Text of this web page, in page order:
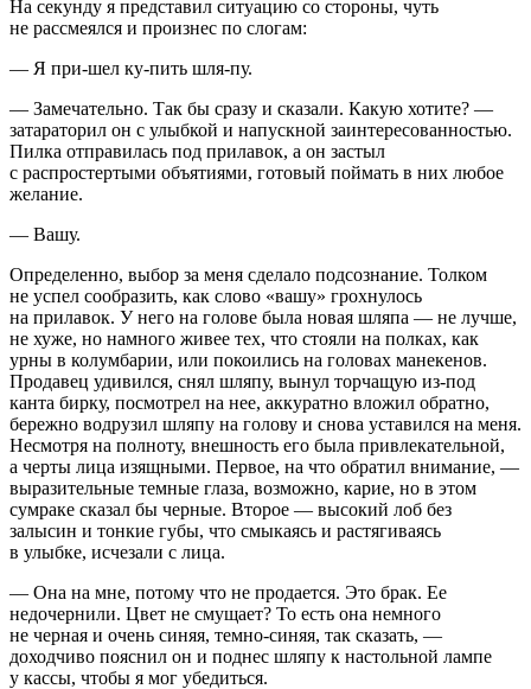
На секунду я представил ситуацию со стороны, чуть
не рассмеялся и произнес по слогам:
— Я при-шел ку-пить шля-пу.
— Замечательно. Так бы сразу и сказали. Какую хотите? —
затараторил он с улыбкой и напускной заинтересованностью.
Пилка отправилась под прилавок, а он застыл
с распростертыми объятиями, готовый поймать в них любое
желание.
— Вашу.
Определенно, выбор за меня сделало подсознание. Толком
не успел сообразить, как слово «вашу» грохнулось
на прилавок. У него на голове была новая шляпа — не лучше,
не хуже, но намного живее тех, что стояли на полках, как
урны в колумбарии, или покоились на головах манекенов.
Продавец удивился, снял шляпу, вынул торчащую из-под
канта бирку, посмотрел на нее, аккуратно вложил обратно,
бережно водрузил шляпу на голову и снова уставился на меня.
Несмотря на полноту, внешность его была привлекательной,
а черты лица изящными. Первое, на что обратил внимание, —
выразительные темные глаза, возможно, карие, но в этом
сумраке сказал бы черные. Второе — высокий лоб без
залысин и тонкие губы, что смыкаясь и растягиваясь
в улыбке, исчезали с лица.
— Она на мне, потому что не продается. Это брак. Ее
недочернили. Цвет не смущает? То есть она немного
не черная и очень синяя, темно-синяя, так сказать, —
доходчиво пояснил он и поднес шляпу к настольной лампе
у кассы, чтобы я мог убедиться.